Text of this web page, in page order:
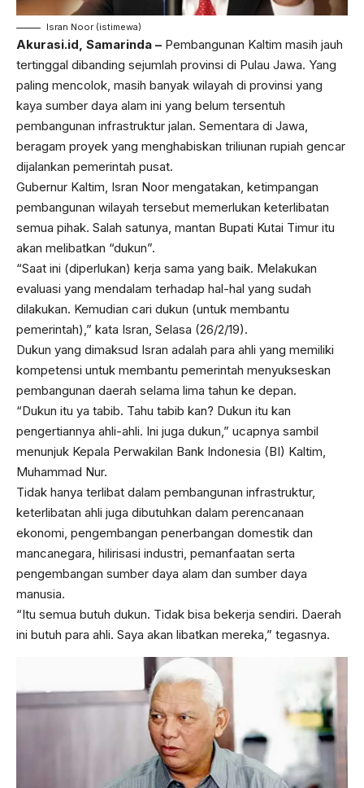
Isran Noor (istimewa)
Akurasi.id, Samarinda – Pembangunan Kaltim masih jauh
tertinggal dibanding sejumlah provinsi di Pulau Jawa. Yang
paling mencolok, masih banyak wilayah di provinsi yang
kaya sumber daya alam ini yang belum tersentuh
pembangunan infrastruktur jalan. Sementara di Jawa,
beragam proyek yang menghabiskan triliunan rupiah gencar
dijalankan pemerintah pusat.
Gubernur Kaltim, Isran Noor mengatakan, ketimpangan
pembangunan wilayah tersebut memerlukan keterlibatan
semua pihak. Salah satunya, mantan Bupati Kutai Timur itu
akan melibatkan “dukun”.
“Saat ini (diperlukan) kerja sama yang baik. Melakukan
evaluasi yang mendalam terhadap hal-hal yang sudah
dilakukan. Kemudian cari dukun (untuk membantu
pemerintah),” kata Isran, Selasa (26/2/19).
Dukun yang dimaksud Isran adalah para ahli yang memiliki
kompetensi untuk membantu pemerintah menyukseskan
pembangunan daerah selama lima tahun ke depan.
“Dukun itu ya tabib. Tahu tabib kan? Dukun itu kan
pengertiannya ahli-ahli. Ini juga dukun,” ucapnya sambil
menunjuk Kepala Perwakilan Bank Indonesia (BI) Kaltim,
Muhammad Nur.
Tidak hanya terlibat dalam pembangunan infrastruktur,
keterlibatan ahli juga dibutuhkan dalam perencanaan
ekonomi, pengembangan penerbangan domestik dan
mancanegara, hilirisasi industri, pemanfaatan serta
pengembangan sumber daya alam dan sumber daya
manusia.
“Itu semua butuh dukun. Tidak bisa bekerja sendiri. Daerah
ini butuh para ahli. Saya akan libatkan mereka,” tegasnya.